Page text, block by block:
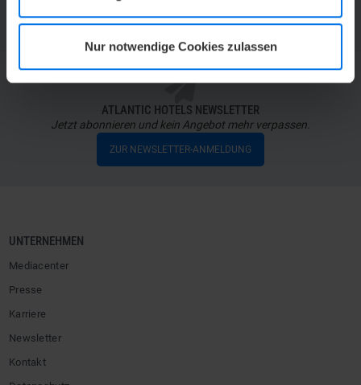
Nur notwendige Cookies zulassen
ATLANTIC HOTELS NEWSLETTER
Jetzt abonnieren und kein Angebot mehr verpassen.
ZUR NEWSLETTER-ANMELDUNG
UNTERNEHMEN
Mediacenter
Presse
Karriere
Newsletter
Kontakt